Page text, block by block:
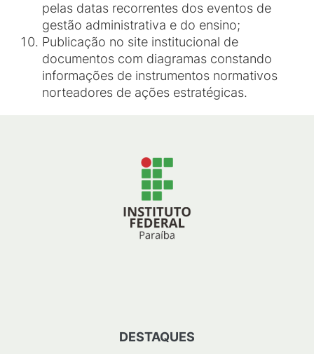
pelas datas recorrentes dos eventos de
gestão administrativa e do ensino;
Publicação no site institucional de
documentos com diagramas constando
informações de instrumentos normativos
norteadores de ações estratégicas.
DESTAQUES